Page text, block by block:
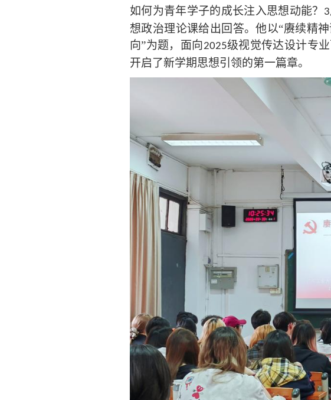
如何为青年学子的成长注入思想动能？ 3
想政治理论课给出回答。他以“赓续精
向”为题，面向2025级视觉传达设计专业
开启了新学期思想引领的第一篇章。